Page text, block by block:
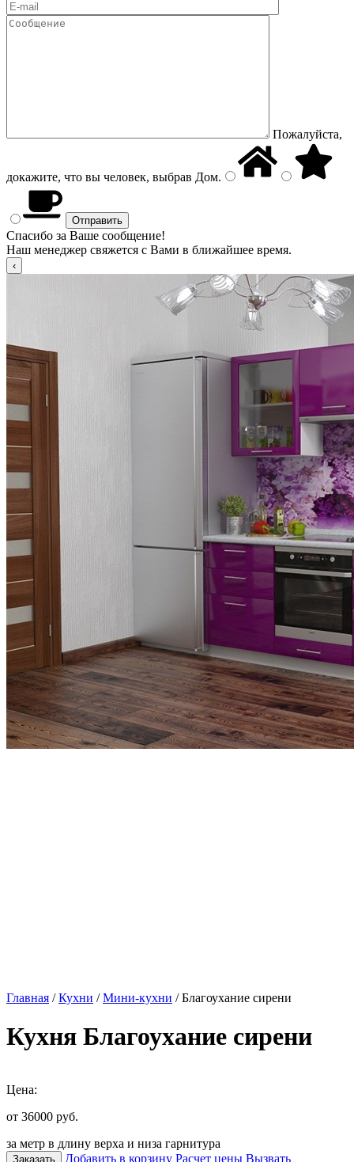
Пожалуйста,
докажите, что вы человек, выбрав Дом.
Спасибо за Ваше сообщение!
Наш менеджер свяжется с Вами в ближайшее время.
Главная /Кухни /Мини-кухни / Благоухание сирени
Кухня Благоухание сирени
Цена:
от 36000 руб.
за метр в длину верха и низа гарнитура
Заказать Добавить в корзину Расчет цены Вызвать